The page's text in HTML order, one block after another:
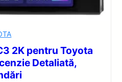
2K pentru Toyota
Detaliată,